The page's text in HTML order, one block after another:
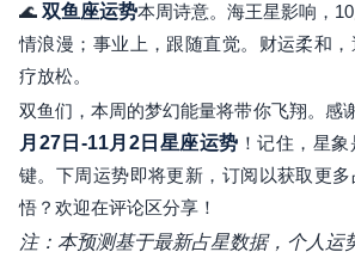
🌊 双鱼座运势本周诗意。海王星影响，
情浪漫；事业上，跟随直觉。财运柔和
疗放松。
双鱼们，本周的梦幻能量将带你飞翔。感
月27日-11月2日星座运势 ！记住，星
键。下周运势即将更新，订阅以获取更
悟？欢迎在评论区分享！
注：本预测基于最新占星数据，个人运